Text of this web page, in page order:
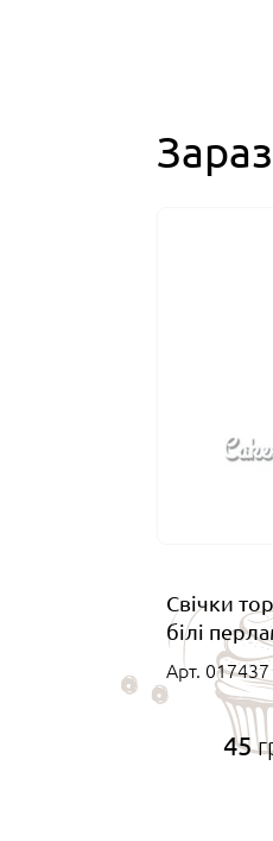
Свічки
білі
Арт. 017437
45